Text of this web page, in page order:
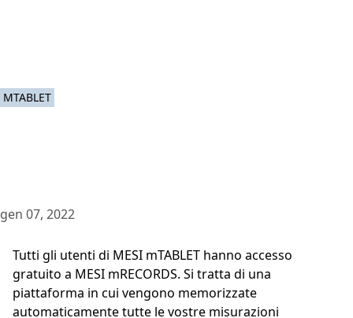
MTABLET
gen 07, 2022
Tutti gli utenti di MESI mTABLET hanno accesso
gratuito a MESI mRECORDS. Si tratta di una
piattaforma in cui vengono memorizzate
automaticamente tutte le vostre misurazioni